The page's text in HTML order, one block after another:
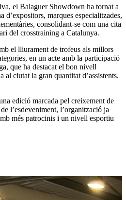
el Balaguer Showdown ha tornat a
d’expositors, marques especialitzades,
consolidant-se com una cita
del crosstraining a Catalunya.
el lliurament de trofeus als millors
en un acte amb la participació
que ha destacat el bon nivell
al ciutat la gran quantitat d’assistents.
edició marcada pel creixement de
l’esdeveniment, l’organització ja
més patrocinis i un nivell esportiu